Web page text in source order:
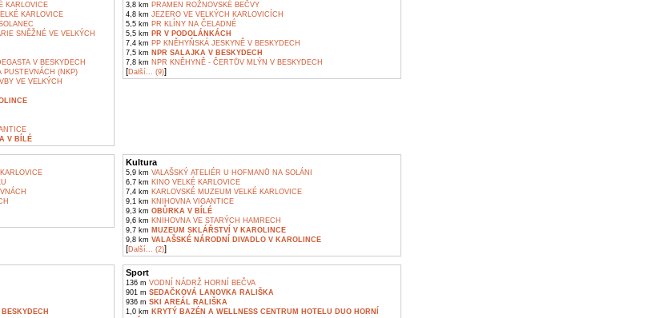
KARLOVICE
KARLOVICE
SNĚŽNÉ VE VELKÝCH
V BESKYDECH
PUSTEVNÁCH (NKP)
VE VELKÝCH
V BÍLÉ
3,8 km PRAMEN ROŽNOVSKÉ BEČVY
4,8 km JEZERO VE VELKÝCH KARLOVICÍCH
5,5 km PR KLÍNY NA ČELADNÉ
5,5 km PR V PODOLÁNKÁCH
7,4 km PP KNĚHYŇSKÁ JESKYNĚ V BESKYDECH
7,5 km NPR SALAJKA V BESKYDECH
7,8 km NPR KNĚHYNĚ - ČERTŮV MLÝN V BESKYDECH
[Další... (9)]
Kultura
5,9 km VALAŠSKÝ ATELIÉR U HOFMANŮ NA SOLÁNI
6,7 km KINO VELKÉ KARLOVICE
7,4 km KARLOVSKÉ MUZEUM VELKÉ KARLOVICE
9,1 km KNIHOVNA VIGANTICE
9,3 km OBŮRKA V BÍLÉ
9,6 km KNIHOVNA VE STARÝCH HAMRECH
9,7 km MUZEUM SKLÁŘSTVÍ V KAROLINCE
9,8 km VALAŠSKÉ NÁRODNÍ DIVADLO V KAROLINCE
[Další... (2)]
Sport
136 m VODNÍ NÁDRŽ HORNÍ BEČVA
901 m SEDAČKOVÁ LANOVKA RALIŠKA
936 m SKI AREÁL RALIŠKA
1,0 km KRYTÝ BAZÉN A WELLNESS CENTRUM HOTELU DUO HORNÍ